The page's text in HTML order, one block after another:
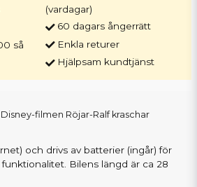
så
(vardagar)
60 dagars ångerrätt
Enkla returer
Hjälpsam kundtjänst
filmen Röjar-Ralf kraschar
och drivs av batterier (ingår) för
Bilens längd är ca 28